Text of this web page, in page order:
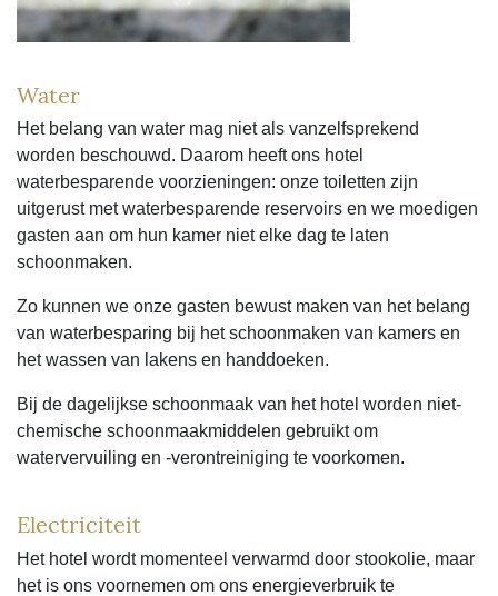
Water
Het belang van water mag niet als vanzelfsprekend
worden beschouwd. Daarom heeft ons hotel
waterbesparende voorzieningen: onze toiletten zijn
uitgerust met waterbesparende reservoirs en we moedigen
gasten aan om hun kamer niet elke dag te laten
schoonmaken.
Zo kunnen we onze gasten bewust maken van het belang
van waterbesparing bij het schoonmaken van kamers en
het wassen van lakens en handdoeken.
Bij de dagelijkse schoonmaak van het hotel worden niet-
chemische schoonmaakmiddelen gebruikt om
watervervuiling en -verontreiniging te voorkomen.
Electriciteit
Het hotel wordt momenteel verwarmd door stookolie, maar
het is ons voornemen om ons energieverbruik te